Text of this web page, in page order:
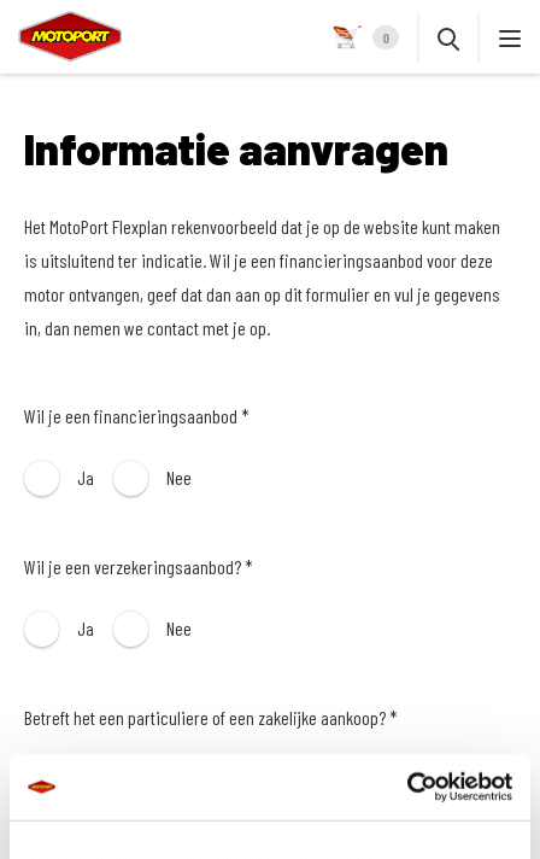
0
Informatie aanvragen
Het MotoPort Flexplan rekenvoorbeeld dat je op de website kunt maken
is uitsluitend ter indicatie. Wil je een financieringsaanbod voor deze
motor ontvangen, geef dat dan aan op dit formulier en vul je gegevens
in, dan nemen we contact met je op.
Wil je een financieringsaanbod *
Ja Nee
Wil je een verzekeringsaanbod? *
Ja Nee
Betreft het een particuliere of een zakelijke aankoop? *